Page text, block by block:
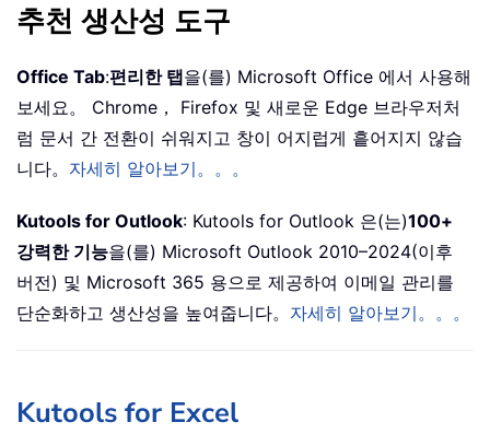
추천 생산성 도구
Office Tab:편리한 탭을(를) Microsoft Office 에서 사용해
보세요。 Chrome， Firefox 및 새로운 Edge 브라우저처
럼 문서 간 전환이 쉬워지고 창이 어지럽게 흩어지지 않습
니다。 자세히 알아보기。。。
Kutools for Outlook: Kutools for Outlook 은(는)100+
강력한 기능을(를) Microsoft Outlook 2010–2024(이후
버전) 및 Microsoft 365 용으로 제공하여 이메일 관리를
단순화하고 생산성을 높여줍니다。 자세히 알아보기。。。
Kutools for Excel